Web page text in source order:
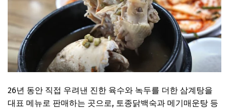
26년 동안 직접 우려낸 진한 육수와 녹두를 더한 삼계탕을
대표 메뉴로 판매하는 곳으로, 토종닭백숙과 메기매운탕 등